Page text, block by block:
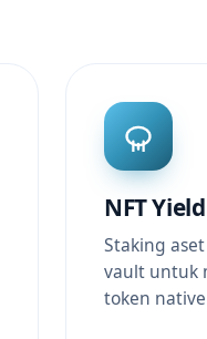
NFT
Staking
vault untuk
token